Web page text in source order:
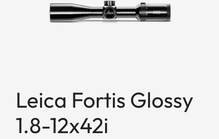
Leica Fortis Glossy
1.8-12x42i